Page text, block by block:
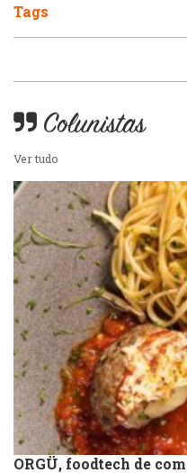
Tags
Colunistas
Ver tudo
ORGÜ, foodtech de